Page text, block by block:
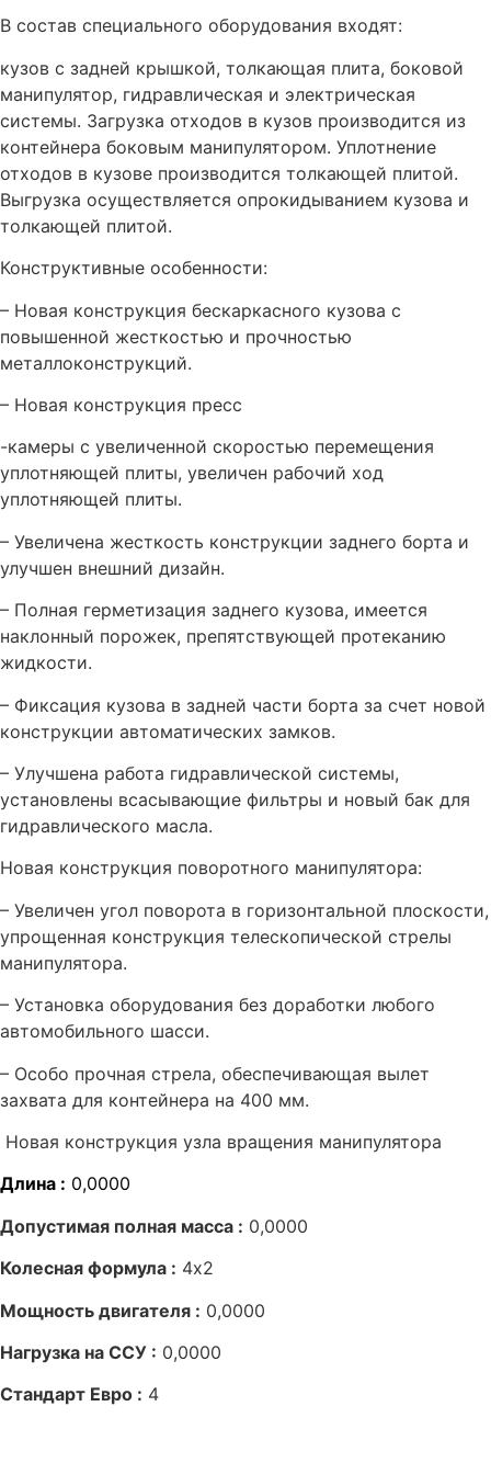
В состав специального оборудования входят:
кузов с задней крышкой, толкающая плита, боковой
манипулятор, гидравлическая и электрическая
системы. Загрузка отходов в кузов производится из
контейнера боковым манипулятором. Уплотнение
отходов в кузове производится толкающей плитой.
Выгрузка осуществляется опрокидыванием кузова и
толкающей плитой.
Конструктивные особенности:
– Новая конструкция бескаркасного кузова с
повышенной жесткостью и прочностью
металлоконструкций.
– Новая конструкция пресс
-камеры с увеличенной скоростью перемещения
уплотняющей плиты, увеличен рабочий ход
уплотняющей плиты.
– Увеличена жесткость конструкции заднего борта и
улучшен внешний дизайн.
– Полная герметизация заднего кузова, имеется
наклонный порожек, препятствующей протеканию
жидкости.
– Фиксация кузова в задней части борта за счет новой
конструкции автоматических замков.
– Улучшена работа гидравлической системы,
установлены всасывающие фильтры и новый бак для
гидравлического масла.
Новая конструкция поворотного манипулятора:
– Увеличен угол поворота в горизонтальной плоскости,
упрощенная конструкция телескопической стрелы
манипулятора.
– Установка оборудования без доработки любого
автомобильного шасси.
– Особо прочная стрела, обеспечивающая вылет
захвата для контейнера на 400 мм.
Новая конструкция узла вращения манипулятора
Длина : 0,0000
Допустимая полная масса : 0,0000
Колесная формула : 4х2
Мощность двигателя : 0,0000
Нагрузка на ССУ : 0,0000
Стандарт Евро : 4